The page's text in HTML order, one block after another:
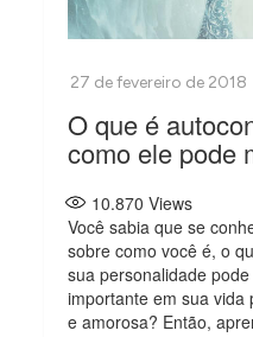
O que é
como ele pode
10.870 Views
Você sabia que se
sobre como você é, o
sua personalidade
importante em sua vida
e amorosa? Então,